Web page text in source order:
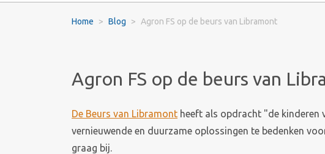
Home Blog Agron FS op de beurs van Libramont
Agron FS op de beurs van
De Beurs van Libramont heeft als opdracht "de kinderen
vernieuwende en duurzame oplossingen te bedenken
graag bij.